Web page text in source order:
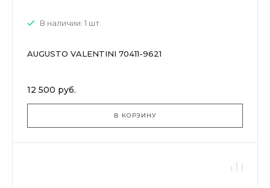
В наличии: 1 шт.
AUGUSTO VALENTINI 70411-9621
12 500 руб.
В КОРЗИНУ